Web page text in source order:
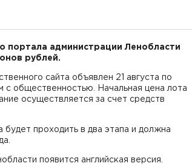
портала администрации Ленобласти
рублей.
сайта объявлен 21 августа по
с общественностью. Начальная цена лота
осуществляется за счет средств
будет проходить в два этапа и должна
появится английская версия.